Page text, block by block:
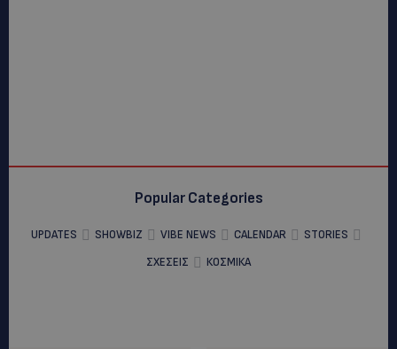
Popular Categories
UPDATES SHOWBIZ VIBE NEWS CALENDAR
STORIES
ΣΧΕΣΕΙΣ
ΚΟΣΜΙΚΑ